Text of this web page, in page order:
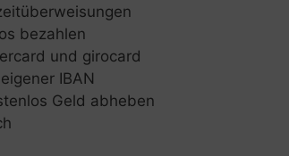
bezahlen
und girocard
IBAN
Geld abheben